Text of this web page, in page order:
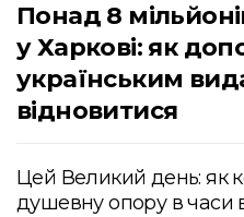
Понад 8
у Харкові: як
українським
відновитися
Цей Великий день: як
душевну опору в часи